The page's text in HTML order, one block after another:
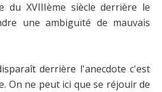
du XVIIIème siècle derrière le
une ambiguïté de mauvais
derrière l'anecdote c'est
On ne peut ici que se réjouir de